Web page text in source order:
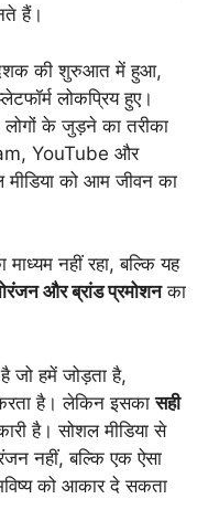
हैं।
की शुरुआत में हुआ,
लोकप्रिय हुए।
के जुड़ने का तरीका
YouTube और
को आम जीवन का
नहीं रहा, बल्कि यह
और ब्रांड प्रमोशनका
जो हमें जोड़ता है,
है। लेकिन इसकासही
है। सोशल मीडिया से
नहीं, बल्कि एक ऐसा
को आकार दे सकता